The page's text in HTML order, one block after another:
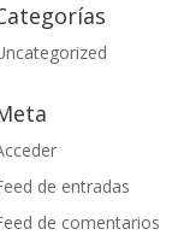
de entradas
de comentarios